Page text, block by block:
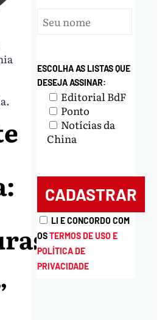
ESCOLHA AS LISTAS QUE
DESEJA ASSINAR:
Editorial BdF
Ponto
Notícias da
China
LI E CONCORDO COM
OSTERMOS DE USO E
POLÍTICA DE
PRIVACIDADE